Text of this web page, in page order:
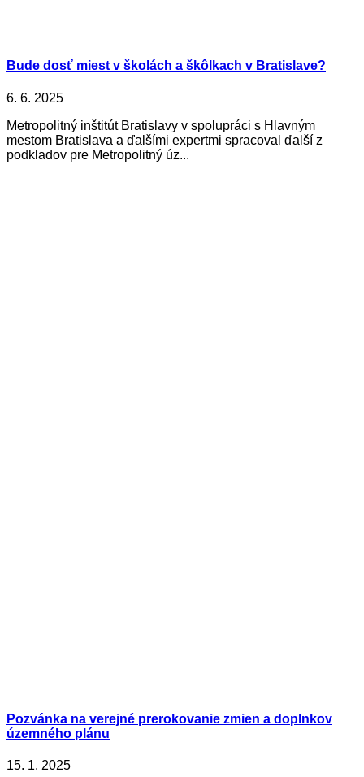
Bude dosť miest v školách a škôlkach v Bratislave?
6. 6. 2025
Metropolitný inštitút Bratislavy v spolupráci s Hlavným
mestom Bratislava a ďalšími expertmi spracoval ďalší z
podkladov pre Metropolitný úz...
Pozvánka na verejné prerokovanie zmien a doplnkov
územného plánu
15. 1. 2025